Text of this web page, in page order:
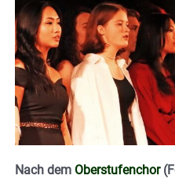
Nach dem Oberstufenchor